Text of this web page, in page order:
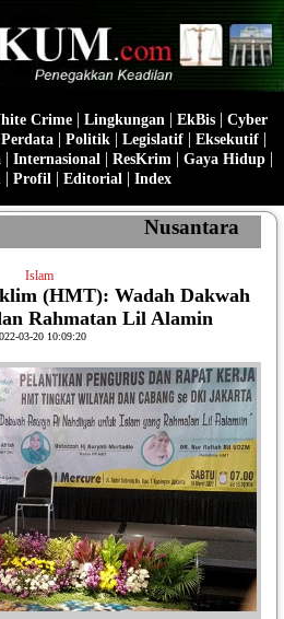
Crime| Lingkungan | EkBis| Cyber
Perdata | Politik | Legislatif | Eksekutif |
| Internasional | ResKrim | Gaya Hidup |
| Profil | Editorial | Index
Nusantara
Islam
(HMT): Wadah Dakwah
Rahmatan Lil Alamin
03-20 10:09:20